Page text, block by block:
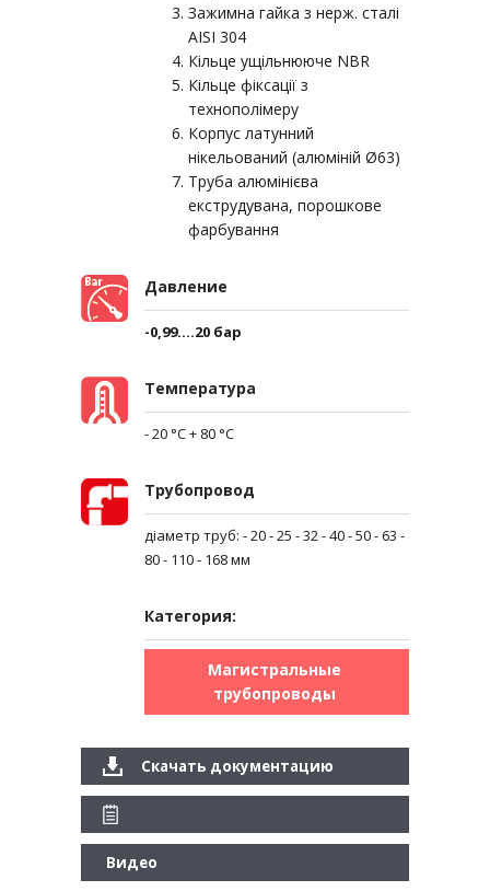
Зажимна гайка з нерж. сталі
AISI 304
Кільце ущільнююче NBR
Кільце фіксації з
технополімеру
Корпус латунний
нікельований (алюміній Ø63)
Труба алюмінієва
екструдувана, порошкове
фарбування
Давление
-0,99....20 бар
Температура
- 20 °C + 80 °C
Трубопровод
діаметр труб: - 20 - 25 - 32 - 40 - 50 - 63 -
80 - 110 - 168 мм
Категория:
Магистральные
трубопроводы
Скачать документацию
Видео